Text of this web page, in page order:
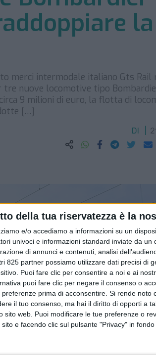
della tua riservatezza è la
e/o accediamo a informazioni su un
univoci e informazioni standard inviate da un
di annunci e contenuti, analisi
825 partner possiamo utilizzare dati precisi di
Puoi fare clic per consentire a noi e ai
puoi fare clic per negare il consenso o
prima di acconsentire. Si rende noto
il tuo consenso, ma hai il diritto di opporti a
sito web. Puoi modificare le tue preferenze o
e facendo clic sul pulsante "Privacy" in fondo
la
merci intermodale italiano Gts Rail
nuove locomotive tipo
9 milioni di euro, la flotta di
[…]
DI